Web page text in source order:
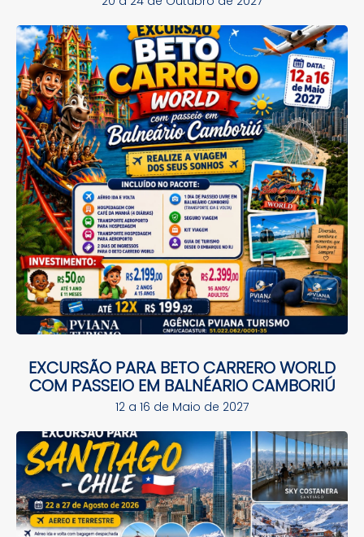
EXCURSÃO PARA BETO CARRERO WORLD
COM PASSEIO EM BALNÉARIO CAMBORIÚ
12 a 16 de Maio de 2027